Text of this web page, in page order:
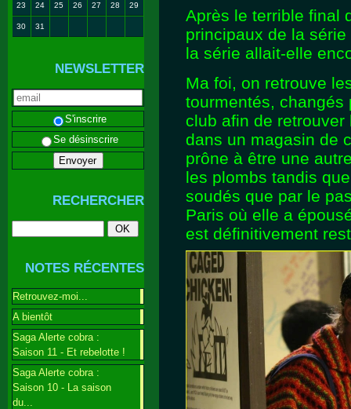
23 24 25 26 27 28 29
30 31
NEWSLETTER
S'inscrire
Se désinscrire
RECHERCHER
NOTES RÉCENTES
Retrouvez-moi...
A bientôt
Saga Alerte cobra :
Saison 11 - Et rebelotte !
Saga Alerte cobra :
Saison 10 - La saison
du...
Après le terrible final
principaux de la
la série allait-elle
Ma foi, on retrouve
tourmentés, changés
club afin de
dans un magasin de
prône à être une
les plombs tandis
soudés que par le
Paris où elle a
est définitivement